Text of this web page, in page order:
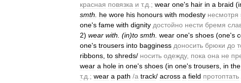
красная повязка и т.д .; wear one's hair in a braid (
smth
he wore his honours with modesty несмотря
one's fame with dignity достойно нести бремя
2) wear with (in)to smth wear one's shoes (one's
one's trousers into bagginess доносить брюки до
ribbons to shreds/ носить одежду, пока она не
wear a hole in one's shoes (in one's trousers in the
т.д .; wear a path /а track/ across a field протоптать